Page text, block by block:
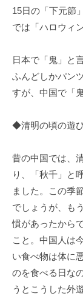
15日の「下元節
では「ハロウィ
日本で「鬼」と
ふんどしかパン
すが、中国で「
◆清明の頃の遊
昔の中国では、
り、「秋千」と
ました。この季
でしょうが、も
慣があったから
こと。中国人は
い食べ物は体に
のを食べる日な
うとこうした外